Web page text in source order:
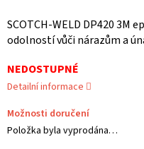
Možnosti doručení
Položka byla vyprodána…
SCOTCH-WELD DP420 3M
odolností vůči nárazům a
NEDOSTUPNÉ
Detailní informace